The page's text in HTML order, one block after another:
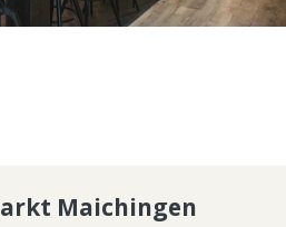
Maichingen